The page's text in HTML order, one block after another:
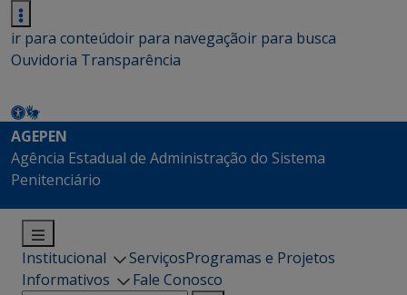
ir para conteúdoir para navegaçãoir para busca
Ouvidoria Transparência
AGEPEN
Agência Estadual de Administração do Sistema
Penitenciário
Institucional ServiçosProgramas e Projetos
Informativos
Fale Conosco